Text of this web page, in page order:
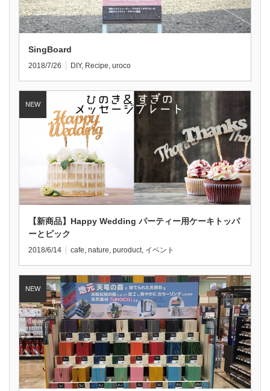
SingBoard
2018/7/26 DIY, Recipe, uroco
【新商品】Happy Wedding パーティー用ケーキトッパ
ーとピック
2018/6/14 cafe nature puroduct イベント